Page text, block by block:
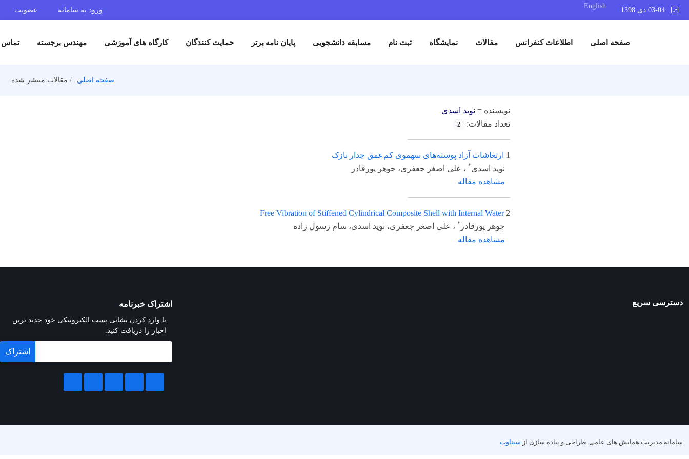
English
ورود به سامانه عضویت
صفحه اصلی اطلاعات کنفرانس مقالات نمایشگاه ثبت نام مسابقه دانشجویی پایان نامه برتر حمایت کنندگان کارگاه های آموزشی مهندس برجسته تماس
صفحه اصلی مقالات منتشر شده
نویسنده = نوید اسدی
تعداد مقالات:
2
1 ارتعاشات آزاد پوسته‌های سهموی کم‌عمق جدار نازک
نوید اسدی* ، علی اصغر جعفری، جوهر پورقادر
مشاهده مقاله
2
Free Vibration of Stiffened Cylindrical Composite Shell with Internal Water
جوهر پورقادر * ، علی اصغر جعفری، نوید اسدی، سام رسول زاده
مشاهده مقاله
دسترسی سریع اشتراک خبرنامه
با وارد کردن نشانی پست الکترونیکی خود جدید ترین
اخبار را دریافت کنید.
سامانه مدیریت همایش های علمی. طراحی و پیاده سازی از سیناوب